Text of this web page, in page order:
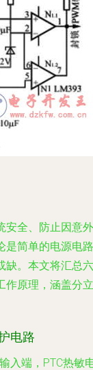
安全、防止因意外
是简单的电源电路
缺。本文将汇总六
作原理，涵盖分立
电路
入端，PTC热敏